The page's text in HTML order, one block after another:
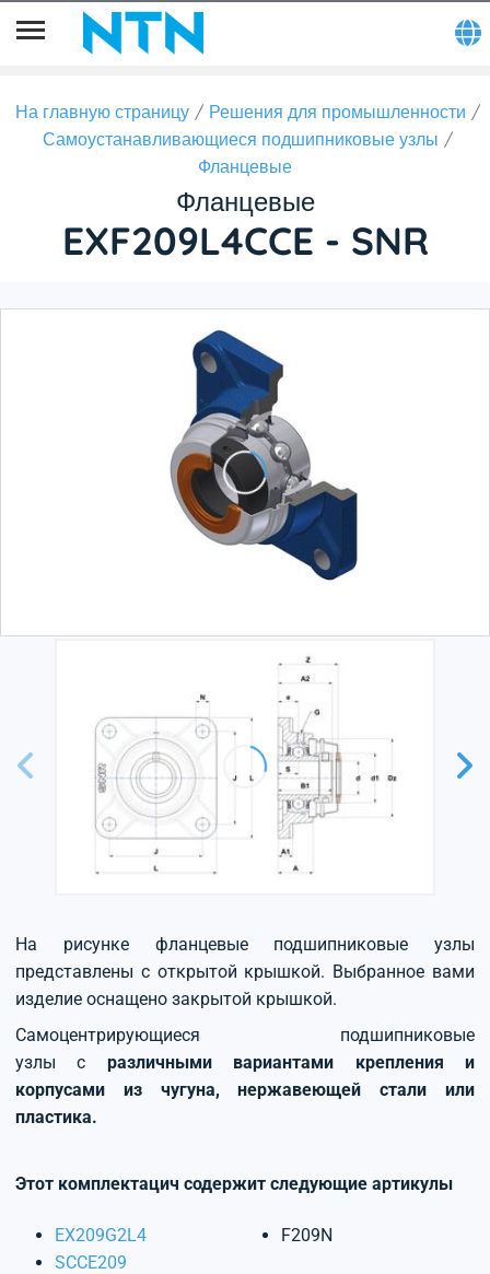
На главную страницу
Решения для промышленности
Самоустанавливающиеся подшипниковые узлы
Фланцевые
Фланцевые
EXF209L4CCE - SNR
На рисунке фланцевые подшипниковые узлы
представлены с открытой крышкой. Выбранное вами
изделие оснащено закрытой крышкой.
Самоцентрирующиеся подшипниковые
узлы с различными вариантами крепления и
корпусами из чугуна, нержавеющей стали или
пластика.
Этот комплектацич содержит следующие артикулы
EX209G2L4
SCCE209
F209N